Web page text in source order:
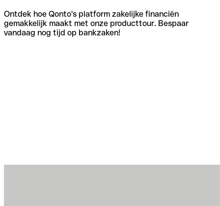
Ontdek hoe Qonto's platform zakelijke financiën
gemakkelijk maakt met onze producttour. Bespaar
vandaag nog tijd op bankzaken!